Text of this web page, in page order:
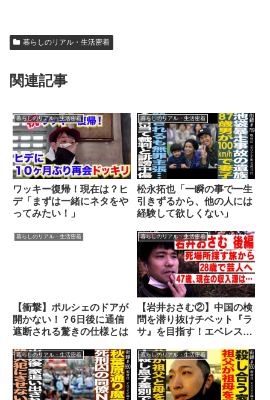
暮らしのリアル・生活密着
関連記事
暮らしのリアル・生活密着
ワッキー復帰！現在は？ヒ
デ「まずは一緒にネタをや
ってみたい！」
暮らしのリアル・生活密着
松永拓也「一瞬の事で一生
引きずるから、他の人には
経験して欲しくない」
暮らしのリアル・生活密着
【衝撃】ポルシェのドアが
開かない！？6日後に通信
遮断される驚きの仕様とは
暮らしのリアル・生活密着
【岩井おさむ②】中国の検
問を潜り抜けチベット『ラ
サ』を目指す！エベレスト
暮らしのリアル・生活密着 暮らしのリアル・生活密着